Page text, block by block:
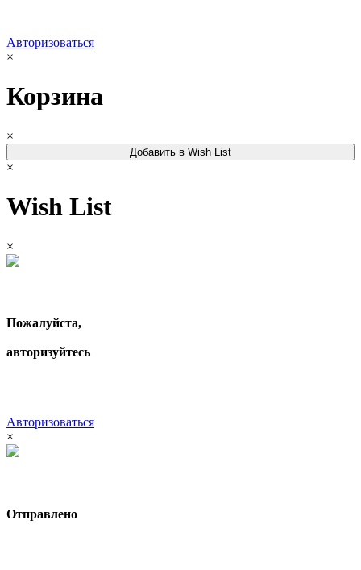
Авторизоваться
×
Корзина
×
Добавить в Wish List
×
Wish List
×
Пожалуйста,
авторизуйтесь
Авторизоваться
×
Отправлено